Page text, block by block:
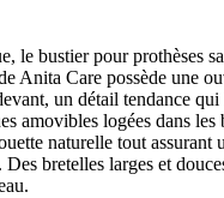
le bustier pour prothèses
Anita Care possède une
un détail tendance
amovibles logées dans les
naturelle tout assurant
bretelles larges et